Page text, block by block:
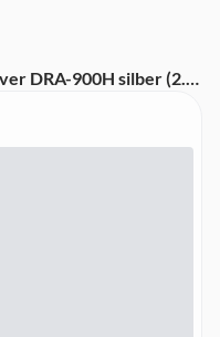
DRA-900H silber (2.2-